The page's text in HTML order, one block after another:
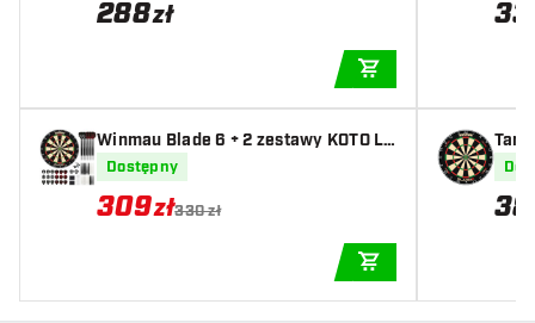
288zł
Winmau Blade 6 + 2 zestawy KOTO Lo
tki Steel + 90 sztuk
Dostępny
309zł330 zł